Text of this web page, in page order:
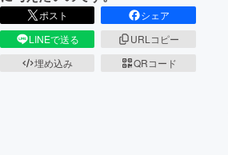
ポスト
シェア
LINEで送る
URLコピー
埋め込み
QRコード